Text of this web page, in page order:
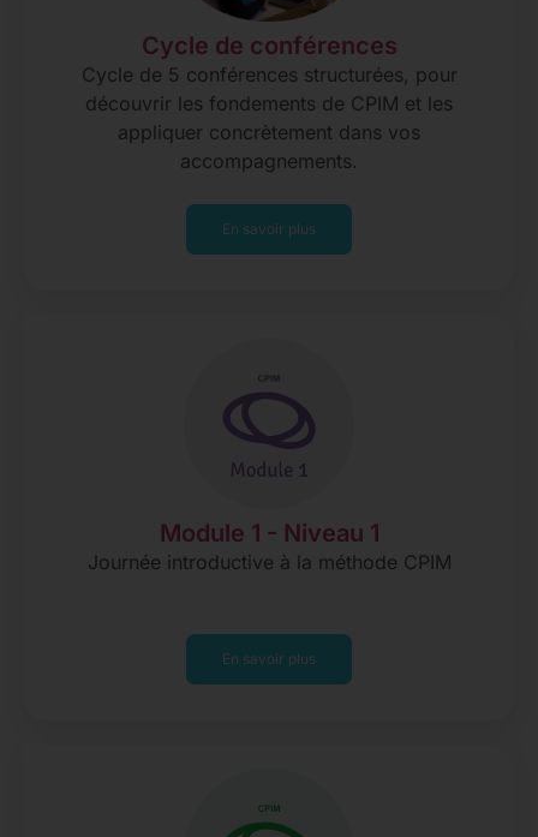
Cycle de conférences
Cycle de 5 conférences structurées, pour
découvrir les fondements de CPIM et les
appliquer concrètement dans vos
accompagnements.
En savoir plus
Module 1 - Niveau 1
Journée introductive à la méthode CPIM
En savoir plus